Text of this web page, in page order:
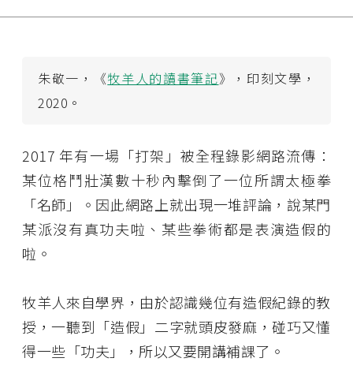
朱敬一，《牧羊人的讀書筆記》，印刻文學，
2020。
2017 年有一場「打架」被全程錄影網路流傳：
某位格鬥壯漢數十秒內擊倒了一位所謂太極拳
「名師」。因此網路上就出現一堆評論，說某門
某派沒有真功夫啦、某些拳術都是表演造假的
啦。
牧羊人來自學界，由於認識幾位有造假紀錄的教
授，一聽到「造假」二字就頭皮發麻，碰巧又懂
得一些「功夫」，所以又要開講補課了。